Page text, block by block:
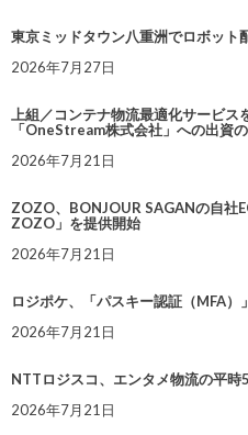
東京ミッドタウン八重洲でロボット
2026年7月27日
上組／コンテナ物流最適化サービス
「OneStream株式会社」への出資
2026年7月21日
ZOZO、BONJOUR SAGANの自社
ZOZO」を提供開始
2026年7月21日
ロジポケ、「パスキー認証（MFA）
2026年7月21日
NTTロジスコ、エンタメ物流の平
2026年7月21日